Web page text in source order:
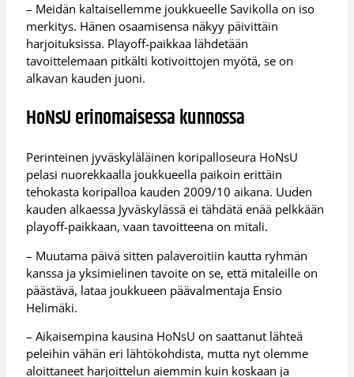
– Meidän kaltaisellemme joukkueelle Savikolla on iso
merkitys. Hänen osaamisensa näkyy päivittäin
harjoituksissa. Playoff-paikkaa lähdetään
tavoittelemaan pitkälti kotivoittojen myötä, se on
alkavan kauden juoni.
HoNsU erinomaisessa kunnossa
Perinteinen jyväskyläläinen koripalloseura HoNsU
pelasi nuorekkaalla joukkueella paikoin erittäin
tehokasta koripalloa kauden 2009/10 aikana. Uuden
kauden alkaessa Jyväskylässä ei tähdätä enää pelkkään
playoff-paikkaan, vaan tavoitteena on mitali.
– Muutama päivä sitten palaveroitiin kautta ryhmän
kanssa ja yksimielinen tavoite on se, että mitaleille on
päästävä, lataa joukkueen päävalmentaja Ensio
Helimäki.
– Aikaisempina kausina HoNsU on saattanut lähteä
peleihin vähän eri lähtökohdista, mutta nyt olemme
aloittaneet harjoittelun aiemmin kuin koskaan ja